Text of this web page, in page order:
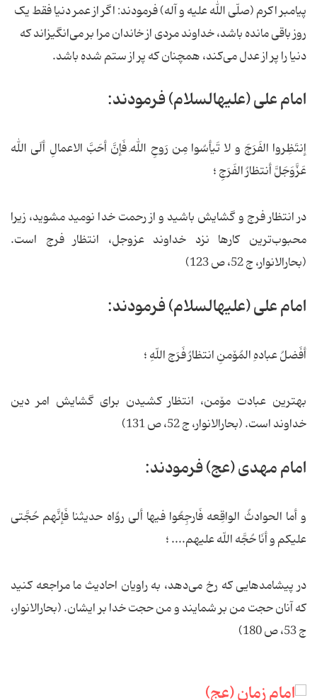
پیامبر اکرم (صلّی الله علیه و آله) فرمودند: اگر از عمر دنیا فقط یک
روز باقی مانده باشد، خداوند مردی از خاندان مرا بر می‌انگیزاند که
دنیا را پر از عدل می‌کند، همچنان که پر از ستم شده باشد.
امام علی (علیه‏السلام) فرمودند:
إنتَظِروا الفَرَجَ و لا تَیأسُوا مِن رَوحِ اللهِ فَإنَّ أحَبَّ الاعمالِ ألَی الله
عَزَّوَجَلَّ أنتظارُ الفَرَجِ ؛
در انتظار فرج و گشایش باشید و از رحمت خدا نومید مشوید، زیرا
محبوب‌ترین کارها نزد خداوند عزوجل، انتظار فرج است.
(بحارالانوار، ج 52، ص 123)
امام علی (علیه‏السلام) فرمودند:
أفَضلُ عبادهِ المُۆمنِ انتظارُ فَرَج اللّهِ ؛
بهترین عبادت مۆمن، انتظار کشیدن برای گشایش امر دین
خداوند است. (بحارالانوار، ج 52، ص 131)
امام مهدی (عج) فرمودند:
و أما الحوادثُ الواقِعه فَارجِعُوا فیها ألی روُاه حدیثنا فَإنَّهم حُجَّتی
علیکم و أنَا حُجَّه اللّه علیهم.... ؛
در پیشامدهایی که رخ می‌دهد، به راویان احادیث ما مراجعه کنید
که آنان حجت من بر شمایند و من حجت خدا بر ایشان. (بحارالانوار،
ج 53، ص 180)